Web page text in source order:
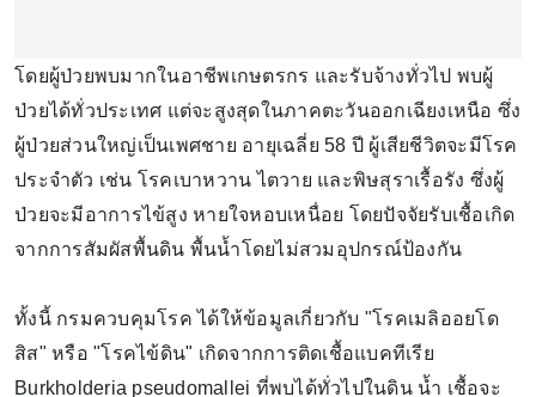
โดยผู้ป่วยพบมากในอาชีพเกษตรกร และรับจ้างทั่วไป พบผู้
ป่วยได้ทั่วประเทศ แต่จะสูงสุดในภาคตะวันออกเฉียงเหนือ ซึ่ง
ผู้ป่วยส่วนใหญ่เป็นเพศชาย อายุเฉลี่ย 58 ปี ผู้เสียชีวิตจะมีโรค
ประจำตัว เช่น โรคเบาหวาน ไตวาย และพิษสุราเรื้อรัง ซึ่งผู้
ป่วยจะมีอาการไข้สูง หายใจหอบเหนื่อย โดยปัจจัยรับเชื้อเกิด
จากการสัมผัสพื้นดิน พื้นน้ำโดยไม่สวมอุปกรณ์ป้องกัน
ทั้งนี้ กรมควบคุมโรค ได้ให้ข้อมูลเกี่ยวกับ "โรคเมลิออยโด
สิส" หรือ "โรคไข้ดิน" เกิดจากการติดเชื้อแบคทีเรีย
Burkholderia pseudomallei ที่พบได้ทั่วไปในดิน น้ำ เชื้อจะ